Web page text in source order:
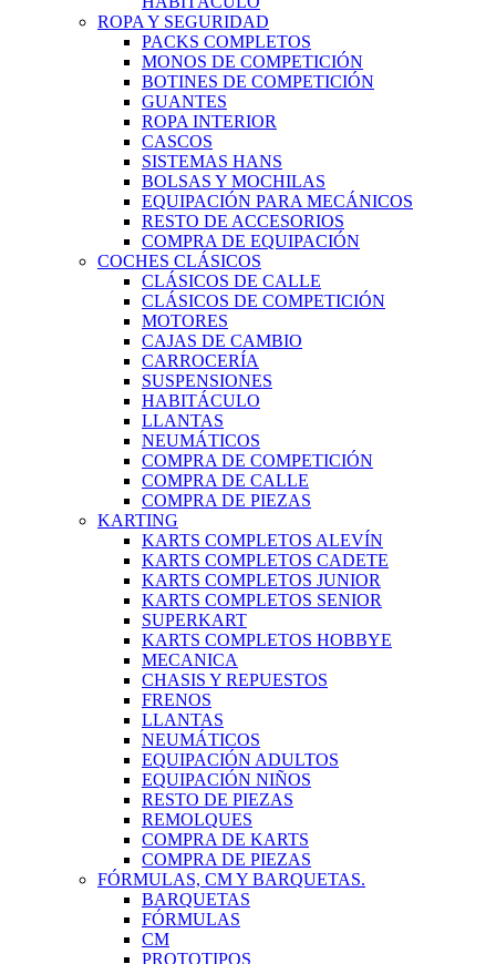
ROPA Y SEGURIDAD
PACKS COMPLETOS
MONOS DE COMPETICIÓN
BOTINES DE COMPETICIÓN
GUANTES
ROPA INTERIOR
CASCOS
SISTEMAS HANS
BOLSAS Y MOCHILAS
EQUIPACIÓN PARA MECÁNICOS
RESTO DE ACCESORIOS
COMPRA DE EQUIPACIÓN
COCHES CLÁSICOS
CLÁSICOS DE CALLE
CLÁSICOS DE COMPETICIÓN
MOTORES
CAJAS DE CAMBIO
CARROCERÍA
SUSPENSIONES
HABITÁCULO
LLANTAS
NEUMÁTICOS
COMPRA DE COMPETICIÓN
COMPRA DE CALLE
COMPRA DE PIEZAS
KARTING
KARTS COMPLETOS ALEVÍN
KARTS COMPLETOS CADETE
KARTS COMPLETOS JUNIOR
KARTS COMPLETOS SENIOR
SUPERKART
KARTS COMPLETOS HOBBYE
MECANICA
CHASIS Y REPUESTOS
FRENOS
LLANTAS
NEUMÁTICOS
EQUIPACIÓN ADULTOS
EQUIPACIÓN NIÑOS
RESTO DE PIEZAS
REMOLQUES
COMPRA DE KARTS
COMPRA DE PIEZAS
FÓRMULAS, CM Y BARQUETAS.
BARQUETAS
FÓRMULAS
CM
PROTOTIPOS